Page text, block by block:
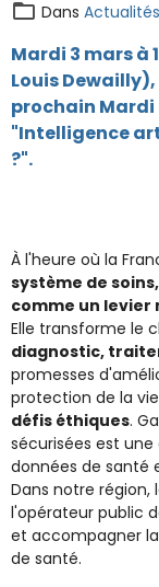
Dans Actualités
Mardi 3 mars à
Louis Dewailly),
prochain Mardi
"Intelligence
?".
À l'heure où la
système de soins,
comme un levier
Elle transforme le
diagnostic,
promesses
protection de la
défis éthiques.
sécurisées est
données de santé
Dans notre région,
l'opérateur public
et accompagner
de santé.